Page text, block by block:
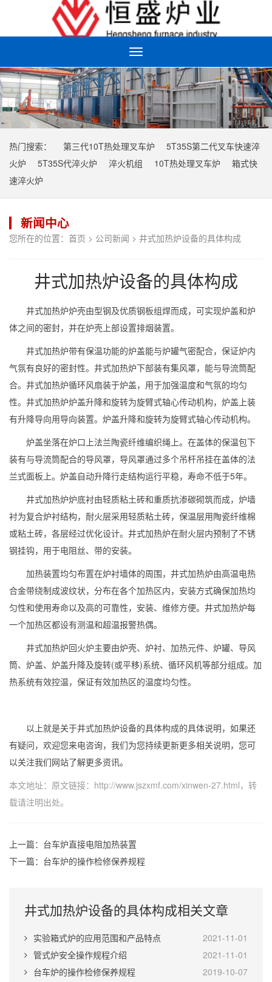
Toggle
navigation
热门搜索： 第三代10T热处理叉车炉
5T35S第二代叉车快速淬
火炉
5T35S代淬火炉 淬火机组 10T热处理叉车炉
箱式快
速淬火炉
新闻中心
您所在的位置： 首页 > 公司新闻 > 井式加热炉设备的具体构成
井式加热炉设备的具体构成
井式加热炉炉壳由型钢及优质钢板组焊而成，可实现炉盖和炉
体之间的密封，并在炉壳上部设置排烟装置。
井式加热炉带有保温功能的炉盖能与炉罐气密配合，保证炉内
气氛有良好的密封性。井式加热炉下部装有集风罩，能与导流筒配
合。井式加热炉循环风扇装于炉盖，用于加强温度和气氛的均匀
性。井式加热炉炉盖升降和旋转为旋臂式轴心传动机构，炉盖上装
有升降导向用导向装置。炉盖升降和旋转为旋臂式轴心传动机构。
炉盖坐落在炉口上法兰陶瓷纤维编织绳上。在盖体的保温包下
装有与导流筒配合的导风罩，导风罩通过多个吊杆吊挂在盖体的法
兰式面板上。炉盖自动升降行走结构运行平稳，寿命不低于5年。
井式加热炉炉底衬由轻质粘土砖和重质抗渗碳砌筑而成，炉墙
衬为复合炉衬结构，耐火层采用轻质粘土砖，保温层用陶瓷纤维棉
或粘土砖，各层经过优化设计。井式加热炉在耐火层内预制了不锈
钢挂钩，用于电阻丝、带的安装。
加热装置均匀布置在炉衬墙体的周围，井式加热炉由高温电热
合金带绕制成波纹状，分布在各个加热区内，安装方式确保加热均
匀性和使用寿命以及高的可靠性，安装、维修方便。井式加热炉每
一个加热区都设有测温和超温报警热偶。
井式加热炉回火炉主要由炉壳、炉衬、加热元件、炉罐、导风
筒、炉盖、炉盖升降及旋转(或平移)系统、循环风机等部分组成。加
热系统有效控温，保证有效加热区的温度均匀性。
以上就是关于井式加热炉设备的具体构成的具体说明，如果还
有疑问，欢迎您来电咨询，我们为您持续更新更多相关说明，您可
以关注我们网站了解更多资讯。
本文地址：原文链接： http://www.jszxmf.com/xinwen-27.html，转
载请注明出处。
上一篇： 台车炉直接电阻加热装置
下一篇： 台车炉的操作检修保养规程
井式加热炉设备的具体构成相关文章
2021-11-01
实验箱式炉的应用范围和产品特点
2021-11-01
管式炉安全操作规程介绍
2019-10-07
台车炉的操作检修保养规程